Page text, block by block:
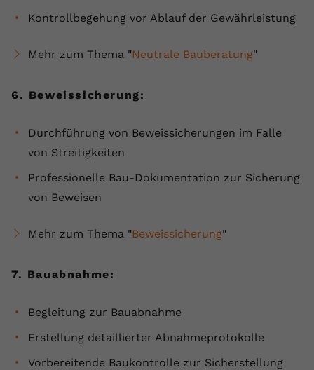
Kontrollbegehung vor Ablauf der Gewährleistung
Mehr zum Thema "Neutrale Bauberatung"
6. Beweissicherung:
Durchführung von Beweissicherungen im Falle
von Streitigkeiten
Professionelle Bau-Dokumentation zur Sicherung
von Beweisen
Mehr zum Thema "Beweissicherung"
7. Bauabnahme:
Begleitung zur Bauabnahme
Erstellung detaillierter Abnahmeprotokolle
Vorbereitende Baukontrolle zur Sicherstellung